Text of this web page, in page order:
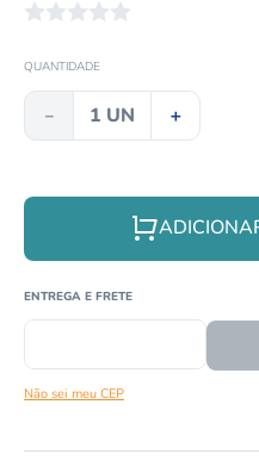
☆☆☆☆☆
QUANTIDADE
＋
－
Não sei meu CEP